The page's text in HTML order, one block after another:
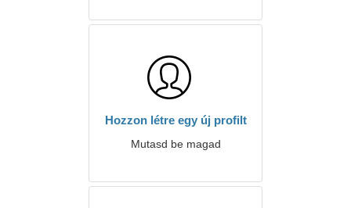
Hozzon létre egy új profilt
Mutasd be magad